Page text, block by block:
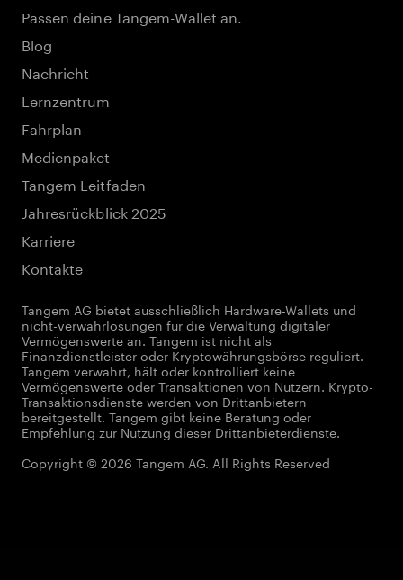
Passen deine Tangem-Wallet an.
Blog
Nachricht
Lernzentrum
Fahrplan
Medienpaket
Tangem Leitfaden
Jahresrückblick 2025
Karriere
Kontakte
Tangem AG bietet ausschließlich Hardware-Wallets und
nicht-verwahrlösungen für die Verwaltung digitaler
Vermögenswerte an. Tangem ist nicht als
Finanzdienstleister oder Kryptowährungsbörse reguliert.
Tangem verwahrt, hält oder kontrolliert keine
Vermögenswerte oder Transaktionen von Nutzern. Krypto-
Transaktionsdienste werden von Drittanbietern
bereitgestellt. Tangem gibt keine Beratung oder
Empfehlung zur Nutzung dieser Drittanbieterdienste.